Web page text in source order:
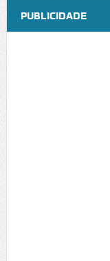
PUBLICIDADE